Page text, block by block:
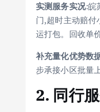
实测服务实况:皖
门,超时主动赔
运打包。回收单
补充量化优势数
步承接小区批量
2. 同行